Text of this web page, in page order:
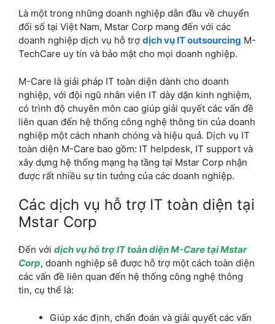
Là một trong những doanh nghiệp dẫn đầu về chuyển
đổi số tại Việt Nam, Mstar Corp mang đến với các
doanh nghiệp dịch vụ hỗ trợ dịch vụ IT outsourcing M-
TechCare uy tín và bảo mật cho mọi doanh nghiệp.
M-Care là giải pháp IT toàn diện dành cho doanh
nghiệp, với đội ngũ nhân viên IT dày dặn kinh nghiệm,
có trình độ chuyên môn cao giúp giải quyết các vấn đề
liên quan đến hệ thống công nghệ thông tin của doanh
nghiệp một cách nhanh chóng và hiệu quả. Dịch vụ IT
toàn diện M-Care bao gồm: IT helpdesk, IT support và
xây dựng hệ thống mạng hạ tầng tại Mstar Corp nhận
được rất nhiều sự tin tưởng của các doanh nghiệp.
Các dịch vụ hỗ trợ IT toàn diện tại
Mstar Corp
Đến với dịch vụ hỗ trợ IT toàn diện M-Care tại Mstar
Corp, doanh nghiệp sẽ được hỗ trợ một cách toàn diện
các vấn đề liên quan đến hệ thống công nghệ thông
tin, cụ thể là:
Giúp xác định, chẩn đoán và giải quyết các vấn